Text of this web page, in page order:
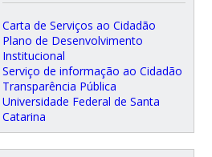
Carta de Serviços ao Cidadão
Plano de Desenvolvimento
Institucional
Serviço de informação ao Cidadão
Transparência Pública
Universidade Federal de Santa
Catarina